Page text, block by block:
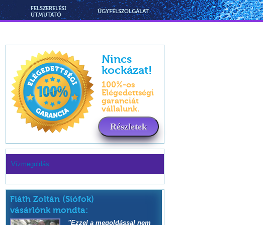
FELSZERELÉSI
ÚTMUTATÓ
ÜGYFÉLSZOLGÁLAT
Nincs
kockázat!
100%-os
Elégedettségi
garanciát
vállalunk.
Részletek
Vízmegoldás
Fiáth Zoltán (Siófok)
vásárlónk mondta:
"Ezzel a megoldással nem